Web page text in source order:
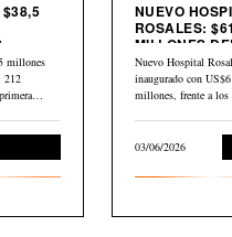
millones
212
NUEVO
ROSALES:
MILLONES
$80 MILLONES
BID
Nuevo Hospital
inaugurado con
millones, frente a los
03/06/2026